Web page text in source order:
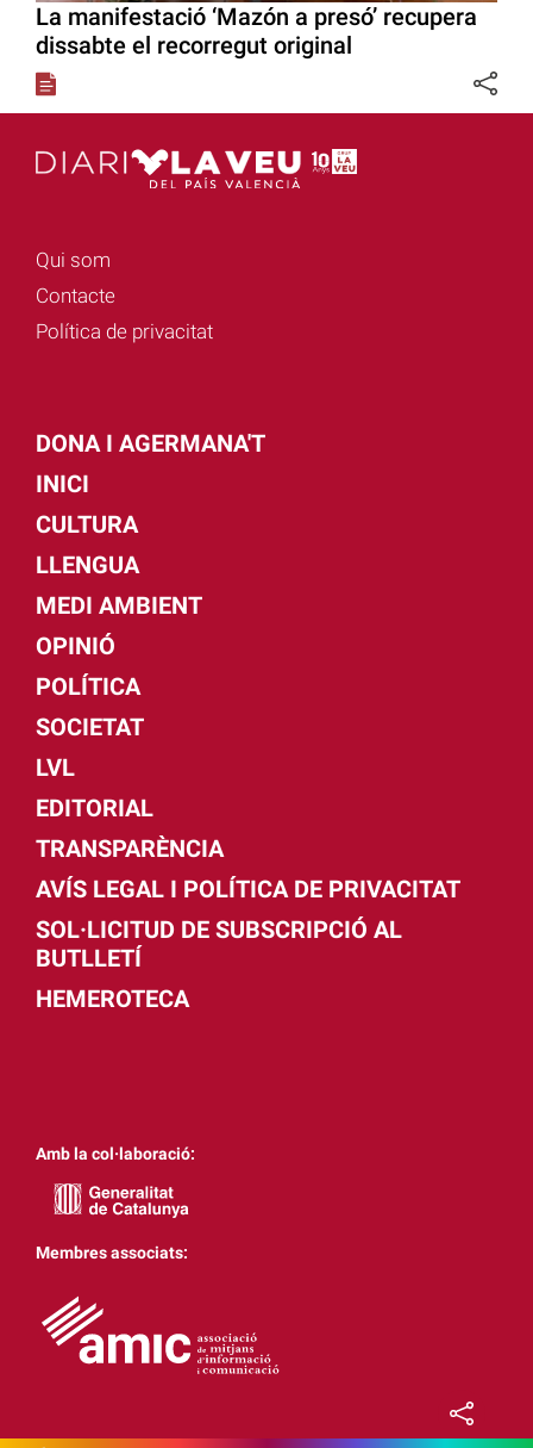
La manifestació ‘Mazón a presó’ recupera
dissabte el recorregut original
Qui som
Contacte
Política de privacitat
DONA I AGERMANA'T
INICI
CULTURA
LLENGUA
MEDI AMBIENT
OPINIÓ
POLÍTICA
SOCIETAT
LVL
EDITORIAL
TRANSPARÈNCIA
AVÍS LEGAL I POLÍTICA DE PRIVACITAT
SOL·LICITUD DE SUBSCRIPCIÓ AL
BUTLLETÍ
HEMEROTECA
Amb la col·laboració:
Membres associats: